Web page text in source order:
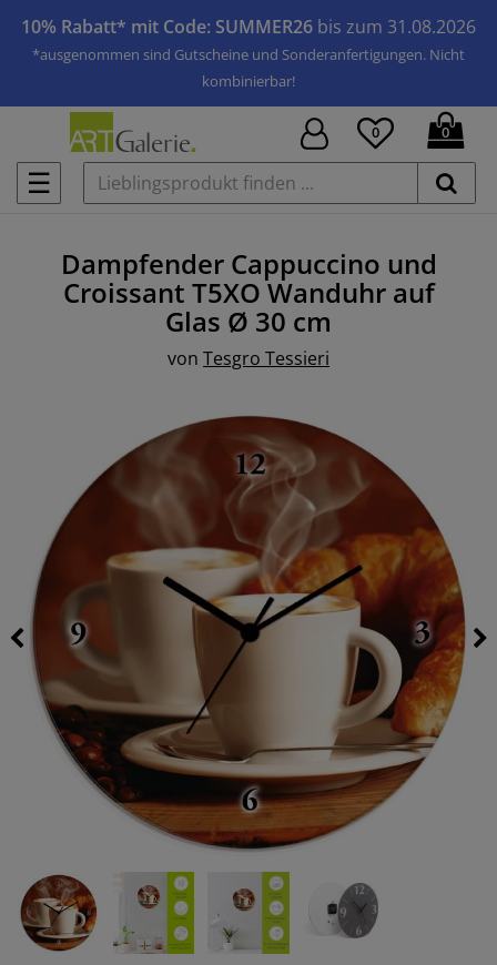
10% Rabatt* mit Code: SUMMER26 bis zum 31.08.2026
*ausgenommen sind Gutscheine und Sonderanfertigungen. Nicht
kombinierbar!
☰
0 0
Dampfender Cappuccino und
Croissant T5XOWanduhr auf
Glas Ø 30 cm
von Tesgro Tessieri